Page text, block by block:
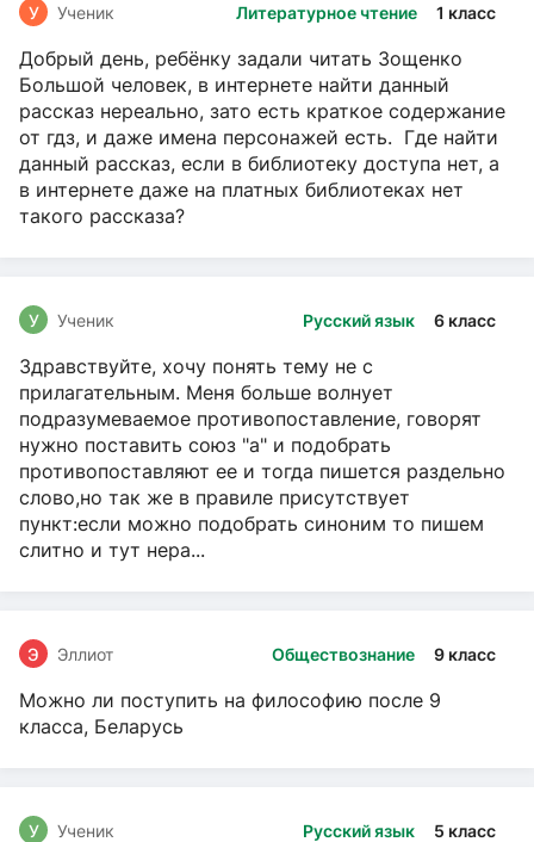
Литературное чтение 1 класс
У Ученик
Добрый день, ребёнку задали читать Зощенко
Большой человек, в интернете найти данный
рассказ нереально, зато есть краткое содержание
от гдз, и даже имена персонажей есть. Где найти
данный рассказ, если в библиотеку доступа нет, а
в интернете даже на платных библиотеках нет
такого рассказа?
Русский язык 6 класс
У Ученик
Здравствуйте, хочу понять тему не с
прилагательным. Меня больше волнует
подразумеваемое противопоставление, говорят
нужно поставить союз "а" и подобрать
противопоставляют ее и тогда пишется раздельно
слово,но так же в правиле присутствует
пункт:если можно подобрать синоним то пишем
слитно и тут нера...
Обществознание 9 класс
Э Эллиот
Можно ли поступить на философию после 9
класса, Беларусь
Русский язык 5 класс
У Ученик